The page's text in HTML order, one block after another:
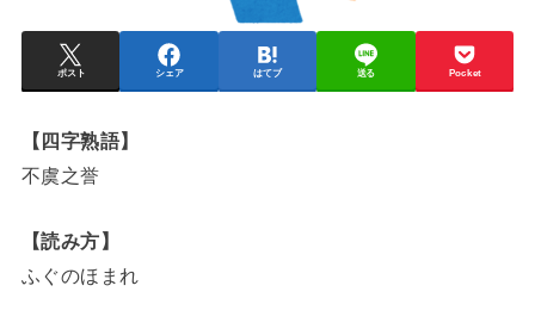
ポスト シェア はてブ 送る Pocket
【四字熟語】
不虞之誉
【読み方】
ふぐのほまれ